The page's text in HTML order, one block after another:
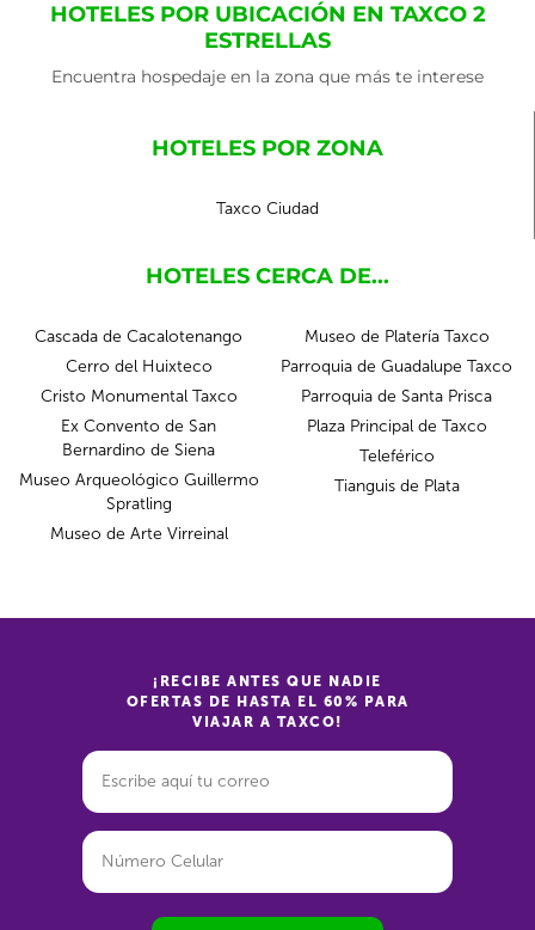
HOTELES POR UBICACIÓN EN TAXCO 2
ESTRELLAS
Encuentra hospedaje en la zona que más te interese
HOTELES POR ZONA
Taxco Ciudad
HOTELES CERCA DE...
Cascada de Cacalotenango
Cerro del Huixteco
Cristo Monumental Taxco
Ex Convento de San
Bernardino de Siena
Museo Arqueológico Guillermo
Spratling
Museo de Arte Virreinal
Museo de Platería Taxco
Parroquia de Guadalupe Taxco
Parroquia de Santa Prisca
Plaza Principal de Taxco
Teleférico
Tianguis de Plata
¡RECIBE ANTES QUE NADIE
OFERTAS DE HASTA EL 60% PARA
VIAJAR A TAXCO!